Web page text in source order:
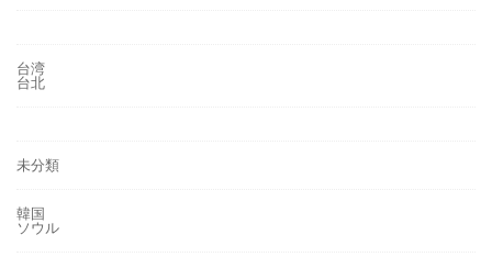
台湾
台北
未分類
韓国
ソウル